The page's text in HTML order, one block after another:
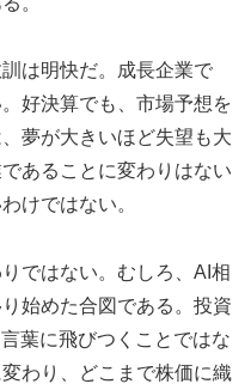
は明快だ。成長企業で
好決算でも、市場予想を
夢が大きいほど失望も大
あることに変わりはない
けではない。
ではない。むしろ、AI相
始めた合図である。投資
葉に飛びつくことではな
わり、どこまで株価に織